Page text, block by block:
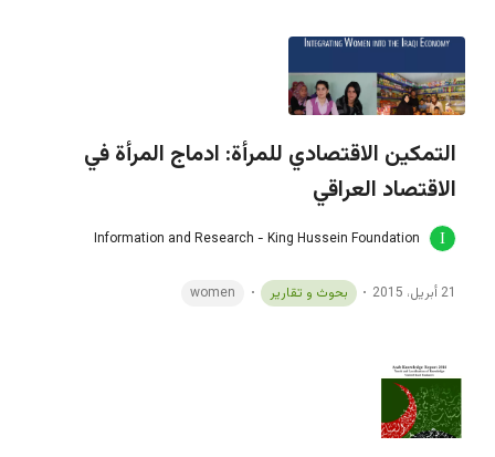
التمكين الاقتصادي للمرأة: ادماج المرأة في
الاقتصاد العراقي
Information and Research - King Hussein Foundation
21 أبريل، 2015 بحوث و تقارير women